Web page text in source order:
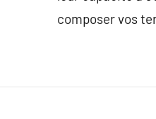
composer vos